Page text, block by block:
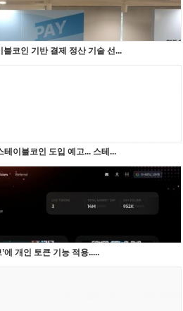
코인 기반 결제 정산 기술 선...
이블코인 도입 예고... 스테...
에 개인 토큰 기능 적용.....